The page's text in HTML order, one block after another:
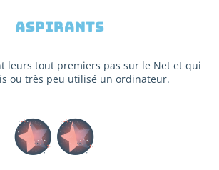
Aspirants
leurs tout premiers pas sur le Net et qui
ou très peu utilisé un ordinateur.